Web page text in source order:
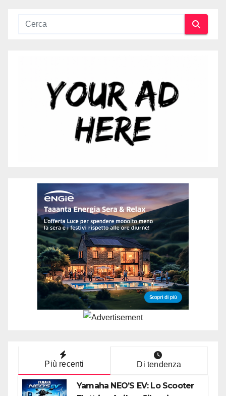
Più recenti Di tendenza
Yamaha NEO’S EV: Lo Scooter